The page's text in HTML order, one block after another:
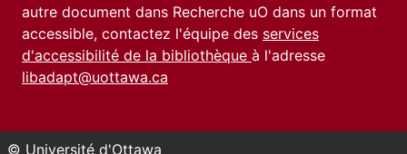
autre document dans Recherche uO dans un format
accessible, contactez l'équipe des services
d'accessibilité de la bibliothèque à l'adresse
libadapt@uottawa.ca
© Université d'Ottawa